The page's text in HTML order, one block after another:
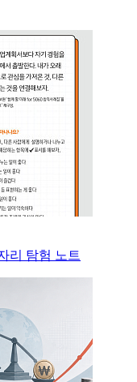
리 탐험 노트